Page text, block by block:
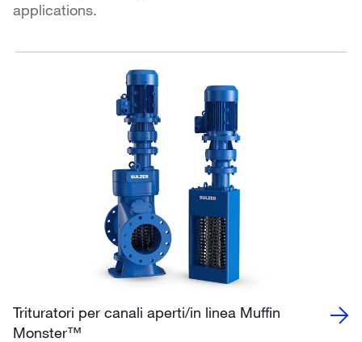
applications.
Trituratori per canali aperti/in linea Muffin
Monster™